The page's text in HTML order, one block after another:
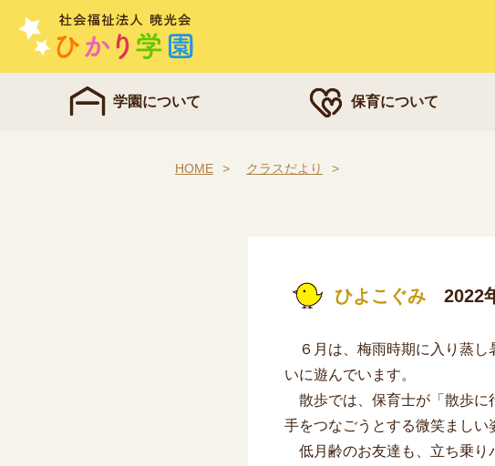
学園について 保育について
HOME クラスだより
ひよこぐみ 2022
６月は、梅雨時期に入り蒸し
いに遊んでいます。
散歩では、保育士が「散歩に
手をつなごうとする微笑ましい
低月齢のお友達も、立ち乗り